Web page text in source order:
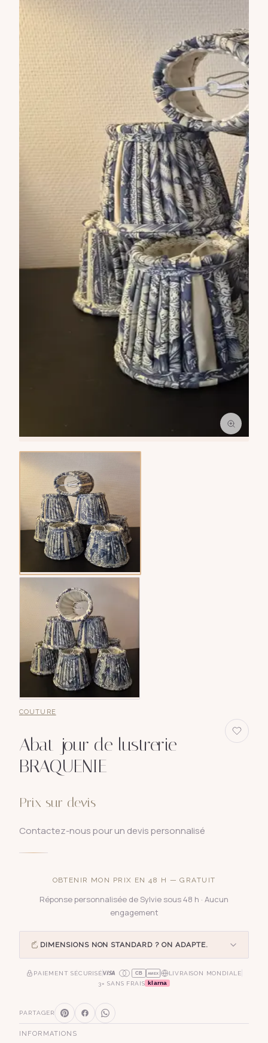
COUTURE
Abat-jour de lustrerie
BRAQUENIE
Prix sur devis
Contactez-nous pour un devis personnalisé
OBTENIR MON PRIX EN 48 H — GRATUIT
Réponse personnalisée de Sylvie sous 48 h · Aucun
engagement
DIMENSIONS NON STANDARD ? ON ADAPTE.
PAIEMENT SÉCURISÉ CB AMEX
LIVRAISON MONDIALE
3× SANS FRAIS klarna
PARTAGER
INFORMATIONS